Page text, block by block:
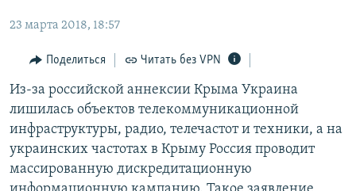
Вернутся
поиску
ИНТЕРАКТИВ
ИНФОГРАФИКА
ТЕЛЕПРОЕКТ КРЫМ.РЕАЛИИ
СОВЕТЫ ПРАВОЗАЩИТНИКОВ
ПРОПАВШИЕ БЕЗ ВЕСТИ
ПОБЕДИТЕЛЕЙ НЕ СУДЯТ?
РАДІО СВОБОДА
КАК ОБОЙТИ БЛОКИРОВКУ
Українською
Qırımtatar
ПРИСОЕДИНЯЙТЕСЬ!
23 марта 2018, 18:57
Поделиться Читать без VPN
Из-за российской аннексии Крыма Украина
лишилась объектов телекоммуникационной
инфраструктуры, радио, телечастот и техники, а на
украинских частотах в Крыму Россия проводит
массированную дискредитационную